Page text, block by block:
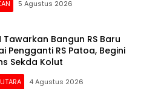
5 Agustus 2026
Tawarkan Bangun RS Baru
Pengganti RS Patoa, Begini
Sekda Kolut
4 Agustus 2026